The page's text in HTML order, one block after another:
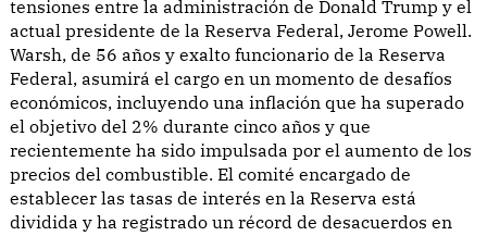
tensiones entre la administración de Donald Trump y el
actual presidente de la Reserva Federal, Jerome Powell.
Warsh, de 56 años y exalto funcionario de la Reserva
Federal, asumirá el cargo en un momento de desafíos
económicos, incluyendo una inflación que ha superado
el objetivo del 2% durante cinco años y que
recientemente ha sido impulsada por el aumento de los
precios del combustible. El comité encargado de
establecer las tasas de interés en la Reserva está
dividida y ha registrado un récord de desacuerdos en